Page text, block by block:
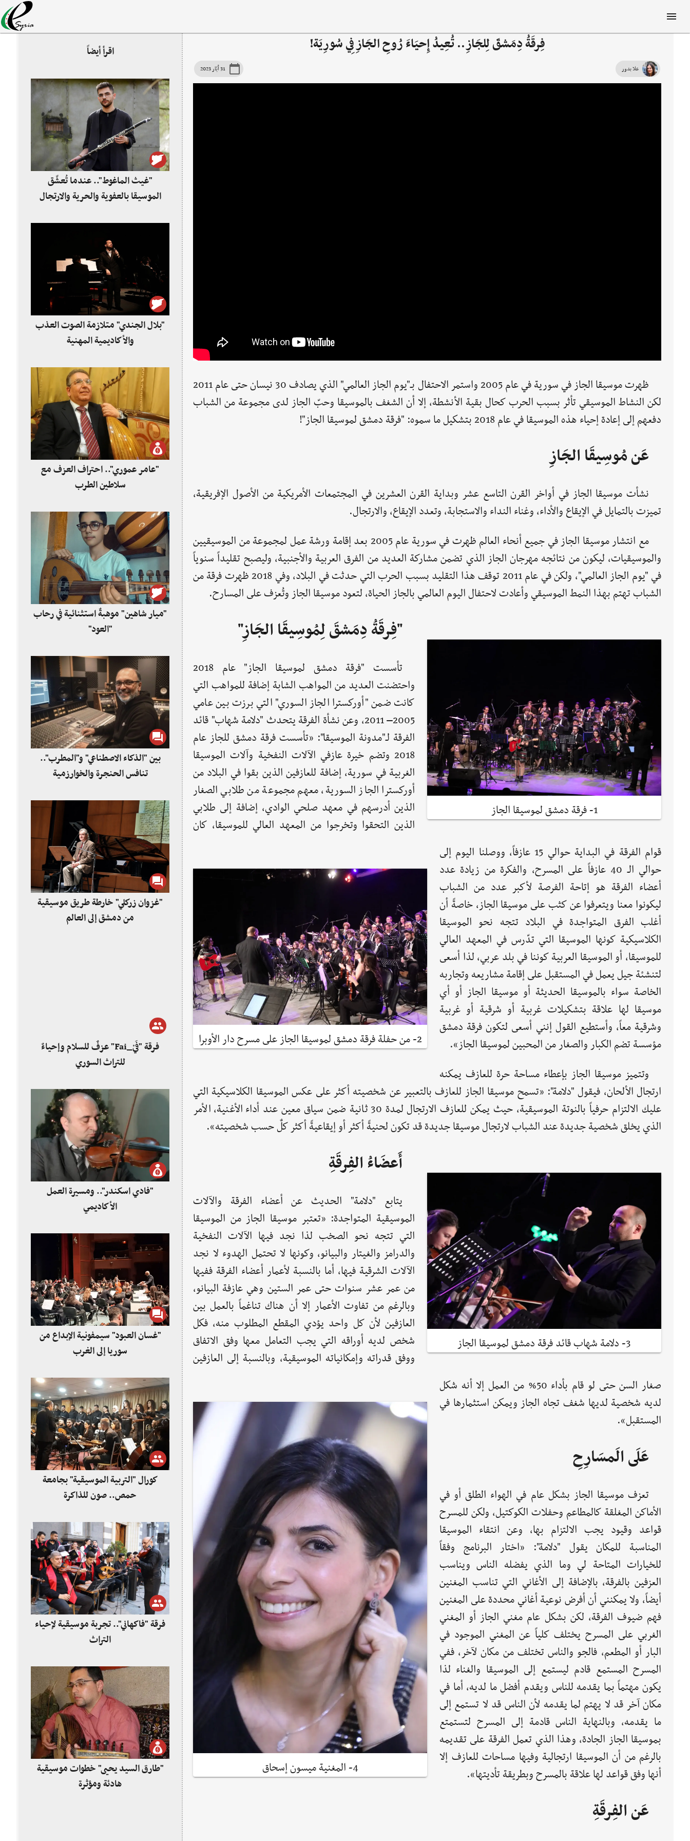
فِرقَةُ دِمَشقَ لِلجَازِ.. تُعِيدُ إِحيَاءَ رُوحِ الجَازِ فِي سُورِيَة!
علا بدور 31 أيّار 2023
ظهرت موسيقا الجاز في سورية في عام 2005 واستمر الاحتفال بـ"يوم الجاز العالمي" الذي يصادف 30 نيسان حتى عام 2011
لكن النشاط الموسيقي تأثر بسبب الحرب كحال بقية الأنشطة، إلا أن الشغف بالموسيقا وحبّ الجاز لدى مجموعة من الشباب
دفعهم إلى إعادة إحياء هذه الموسيقا في عام 2018 بتشكيل ما سموه: "فرقة دمشق لموسيقا الجاز"!
عَن مُوسِيقَا الجَازِ
نشأت موسيقا الجاز في أواخر القرن التاسع عشر وبداية القرن العشرين في المجتمعات الأمريكية من الأصول الإفريقية،
تميزت بالتمايل في الإيقاع والأداء، وغناء النداء والاستجابة، وتعدد الإيقاع، والارتجال.
مع انتشار موسيقا الجاز في جميع أنحاء العالم ظهرت في سورية عام 2005 بعد إقامة ورشة عمل لمجموعة من الموسيقيين
والموسيقيات، ليكون من نتائجه مهرجان الجاز الذي تضمن مشاركة العديد من الفرق العربية والأجنبية، وليصبح تقليداً سنوياً
في "يوم الجاز العالمي"، ولكن في عام 2011 توقف هذا التقليد بسبب الحرب التي حدثت في البلاد، وفي 2018 ظهرت فرقة من
الشباب تهتم بهذا النمط الموسيقي وأعادت لاحتفال اليوم العالمي بالجاز الحياة، لتعود موسيقا الجاز وتُعزف على المسارح.
1- فرقة دمشق لموسيقا الجاز
"فِرقَةُ دِمَشقَ لِمُوسِيقَا الجَازِ"
2- من حفلة فرقة دمشق لموسيقا الجاز على مسرح دار الأوبرا
تأسست "فرقة دمشق لموسيقا الجاز" عام 2018
واحتضنت العديد من المواهب الشابة إضافة للمواهب التي
كانت ضمن "أوركسترا الجاز السوري" التي برزت بين عامي
2005– 2011، وعن نشأة الفرقة يتحدث "دلامة شهاب" قائد
الفرقة لـ"مدونة الموسيقا": «تأسست فرقة دمشق للجاز عام
2018 وتضم خيرة عازفي الآلات النفخية وآلات الموسيقا
الغربية في سورية، إضافة للعازفين الذين بقوا في البلاد من
أوركسترا الجاز السورية، معهم مجموعة من طلابي الصغار
الذين أدرسهم في معهد صلحي الوادي، إضافة إلى طلابي
الذين التحقوا وتخرجوا من المعهد العالي للموسيقا، كان
قوام الفرقة في البداية حوالي 15 عازفاً، ووصلنا اليوم إلى
حوالي الـ 40 عازفاً على المسرح، والفكرة من زيادة عدد
أعضاء الفرقة هو إتاحة الفرصة لأكبر عدد من الشباب
ليكونوا معنا ويتعرفوا عن كثب على موسيقا الجاز، خاصةً أن
أغلب الفرق المتواجدة في البلاد تتجه نحو الموسيقا
الكلاسيكية كونها الموسيقا التي تدّرس في المعهد العالي
للموسيقا، أو الموسيقا العربية كوننا في بلد عربي، لذا أسعى
لتنشئة جيل يعمل في المستقبل على إقامة مشاريعه وتجاربه
الخاصة سواء بالموسيقا الحديثة أو موسيقا الجاز أو أي
موسيقا لها علاقة بتشكيلات غربية أو شرقية أو غربية
وشرقية معاً، وأستطيع القول إنني أسعى لتكون فرقة دمشق
مؤسسة تضم الكبار والصغار من المحبين لموسيقا الجاز».
وتتميز موسيقا الجاز بإعطاء مساحة حرة للعازف يمكنه
ارتجال الألحان، فيقول "دلامة": «تسمح موسيقا الجاز للعازف بالتعبير عن شخصيته أكثر على عكس الموسيقا الكلاسيكية التي
عليك الالتزام حرفياً بالنوتة الموسيقية، حيث يمكن للعازف الارتجال لمدة 30 ثانية ضمن سياق معين عند أداء الأغنية، الأمر
الذي يخلق شخصية جديدة عند الشباب لارتجال موسيقا جديدة قد تكون لحنيةً أكثر أو إيقاعيةً أكثر كلٌ حسب شخصيته».
3- دلامة شهاب قائد فرقة دمشق لموسيقا الجاز
أَعضَاءُ الفِرقَةِ
4- المغنية ميسون إسحاق
يتابع "دلامة" الحديث عن أعضاء الفرقة والآلات
الموسيقية المتواجدة: «تعتبر موسيقا الجاز من الموسيقا
التي تتجه نحو الصخب لذا نجد فيها الآلات النفخية
والدرامز والغيتار والبيانو، وكونها لا تحتمل الهدوء لا نجد
الآلات الشرقية فيها، أما بالنسبة لأعمار أعضاء الفرقة ففيها
من عمر عشر سنوات حتى عمر الستين وهي عازفة البيانو،
وبالرغم من تفاوت الأعمار إلا أن هناك تناغماً بالعمل بين
العازفين لأن كل واحد يؤدي المقطع المطلوب منه، فكل
شخص لديه أوراقه التي يجب التعامل معها وفق الاتفاق
ووفق قدراته وإمكانياته الموسيقية، وبالنسبة إلى العازفين
صغار السن حتى لو قام بأداء 50% من العمل إلا أنه شكل
لديه شخصية لديها شغف تجاه الجاز ويمكن استثمارها في
المستقبل».
عَلَى الَمسَارِحِ
تعزف موسيقا الجاز بشكل عام في الهواء الطلق أو في
الأماكن المغلقة كالمطاعم وحفلات الكوكتيل، ولكن للمسرح
قواعد وقيود يجب الالتزام بها، وعن انتقاء الموسيقا
المناسبة للمكان يقول "دلامة": «اختار البرنامج وفقاً
للخيارات المتاحة لي وما الذي يفضله الناس ويناسب
العزفين بالفرقة، بالإضافة إلى الأغاني التي تناسب المغنين
أيضاً، ولا يمكنني أن أفرض نوعية أغاني محددة على المغنين
فهم ضيوف الفرقة، لكن بشكل عام مغني الجاز أو المغني
الغربي على المسرح يختلف كلياً عن المغني الموجود في
البار أو المطعم، فالجو والناس تختلف من مكان لآخر، ففي
المسرح المستمع قادم ليستمع إلى الموسيقا والغناء لذا
يكون مهتماً بما يقدمه للناس ويقدم أفضل ما لديه، أما في
مكان آخر قد لا يهتم لما يقدمه لأن الناس قد لا تستمع إلى
ما يقدمه، وبالنهاية الناس قادمة إلى المسرح لتستمتع
بموسيقا الجاز الجادة، وهذا الذي تعمل الفرقة على تقديمه
بالرغم من أن الموسيقا ارتجالية وفيها مساحات للعازف إلا
أنها وفق قواعد لها علاقة بالمسرح وبطريقة تأديتها».
عَن الفِرقَةِ
اقرأ أيضاً
"غيث الماغوط".. عندما تُعشّق
الموسيقا بالعفوية والحرية والارتجال
"بلال الجندي" متلازمة الصوت العذب
والأكاديمية المهنية
"عامر عموري".. احتراف العزف مع
سلاطين الطرب
"ميار شاهين" موهبةٌ استثنائية في رحاب
"العود"
بين "الذكاء الاصطناعي" و"المطرب"..
تنافس الحنجرة والخوارزمية
"غزوان زركلي" خارطة طريق موسيقية
من دمشق إلى العالم
فرقة "فَيْ_Fai" عزفٌ للسلام وإحياءٌ
للتراث السوري
"فادي اسكندر".. ومسيرة العمل
الأكاديمي
"غسان العبود" سيمفونية الإبداع من
سوريا إلى الغرب
كورال "التربية الموسيقية" بجامعة
حمص.. صون للذاكرة
فرقة "فاكهاني".. تجربة موسيقية لإحياء
التراث
"طارق السيد يحيى" خطوات موسيقية
هادئة ومؤثرة